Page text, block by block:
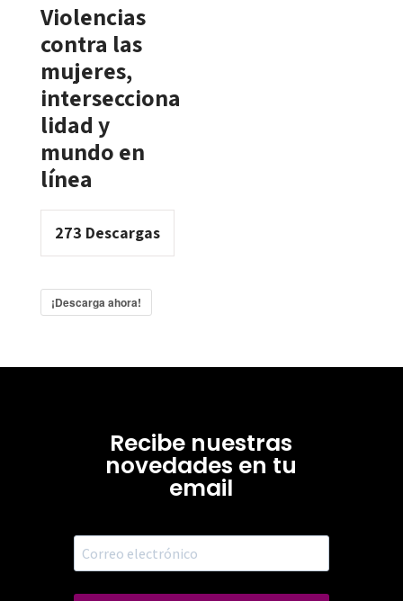
Violencias
contra las
mujeres,
intersecciona
lidad y
mundo en
línea
273 Descargas
¡Descarga ahora!
Recibe nuestras
novedades en tu
email